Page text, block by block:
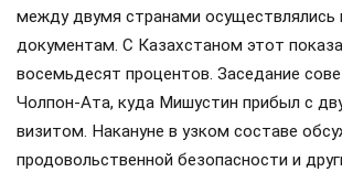
между двумя странами осуществлялись
документам. С Казахстаном этот
восемьдесят процентов. Заседание
Чолпон-Ата, куда Мишустин прибыл с
визитом. Накануне в узком составе
продовольственной безопасности и